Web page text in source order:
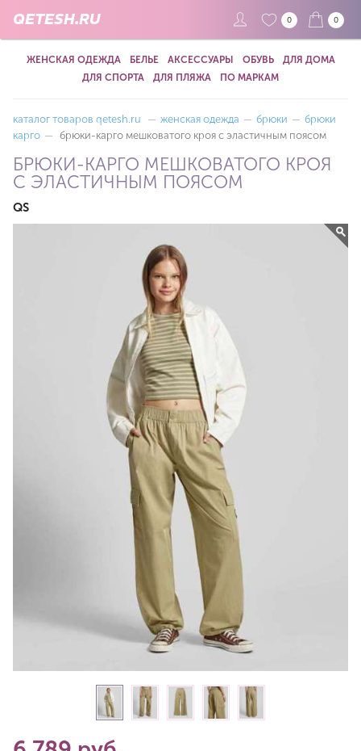
QETESH.RU 0 0
ЖЕНСКАЯ ОДЕЖДА БЕЛЬЕ АКСЕССУАРЫ ОБУВЬ
ДЛЯ ДОМА
ДЛЯ СПОРТА
ДЛЯ ПЛЯЖА ПО МАРКАМ
каталог товаров qetesh.ru — женская одежда — брюки — брюки
карго — брюки-карго мешковатого кроя с эластичным поясом
БРЮКИ-КАРГО МЕШКОВАТОГО КРОЯ
С ЭЛАСТИЧНЫМ ПОЯСОМ
QS